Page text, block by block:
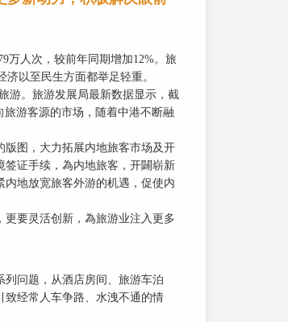
万人次，较前年同期增加12%。旅
以至民生方面都举足轻重。
游。旅游发展局最新数据显示，截
旅游客源的市场，随着中港不断融
图，大力拓展内地旅客市场及开
证手续，為内地旅客，开闢崭新
地放宽旅客外游的机遇，促使内
要灵活创新，為旅游业注入更多
问题，从酒店房间、旅游车泊
经常人车争路、水洩不通的情